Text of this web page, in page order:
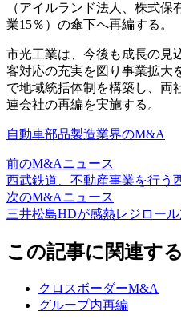
（アイルランド法人、株式
業15％）の傘下へ再編する。
市光工業は、今後も成長の見
客対応の充実を図り事業拡大
で地域統括体制を構築し、両
連会社の再編を実施する。
自動車部品製造業界のM&A
前のM&Aニュース
西武鉄道、不動産事業を行う
次のM&Aニュース
三井松島HDが感熱レジロー
この記事に関連す
クロスボーダーM&A
グループ内再編